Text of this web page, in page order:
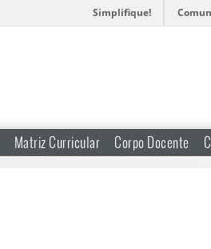
Simplifique!
Matriz Curricular Corpo Docente